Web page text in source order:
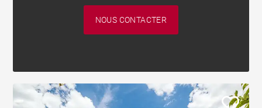
NOUS CONTACTER